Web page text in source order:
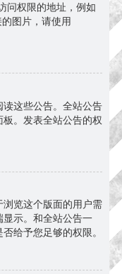
问权限的地址，例如
图片，请使用
这些公告。全站公告
。发表全站公告的权
览这个版面的用户需
示。和全站公告一
给予您足够的权限。